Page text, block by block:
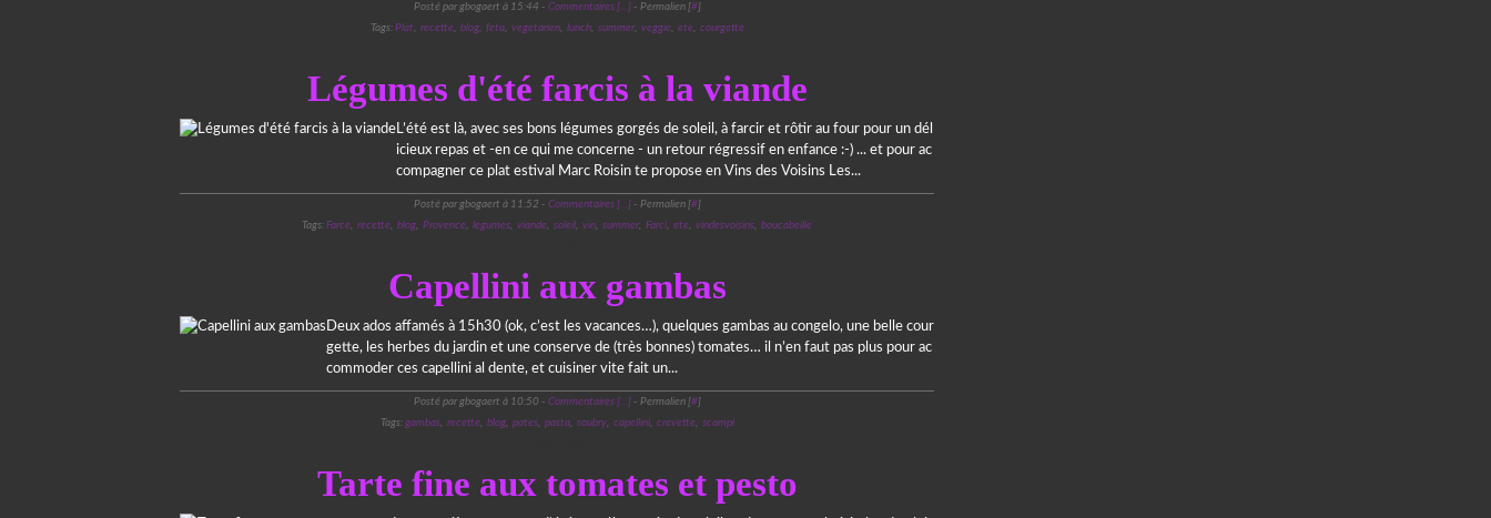
Posté par gbogaert à 15:44 - Commentaires […]- Permalien [#]
Tags: Plat, recette, blog, feta, vegetarien, lunch, summer, veggie, ete, courgette
Légumes d'été farcis à la viande
L’été est là, avec ses bons légumes gorgés de soleil, à farcir et rôtir au four pour un dél
icieux repas et -en ce qui me concerne - un retour régressif en enfance :-) ... et pour ac
compagner ce plat estival Marc Roisin te propose en Vins des Voisins Les...
Posté par gbogaert à 11:52 - Commentaires […]- Permalien [#]
Tags: Farce, recette, blog, Provence, legumes, viande, soleil, vin, summer, Farci, ete, vindesvoisins, boucabeille
Capellini aux gambas
Deux ados affamés à 15h30 (ok, c’est les vacances…), quelques gambas au congelo, une belle cour
gette, les herbes du jardin et une conserve de (très bonnes) tomates… il n’en faut pas plus pour ac
commoder ces capellini al dente, et cuisiner vite fait un...
Posté par gbogaert à 10:50 - Commentaires […]- Permalien [#]
Tags: gambas, recette, blog, pates, pasta, soubry, capellini, crevette, scampi
Tarte fine aux tomates et pesto